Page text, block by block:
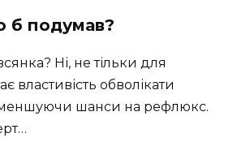
б подумав?
Ні, не тільки для
властивість обволікати
шанси на рефлюкс.